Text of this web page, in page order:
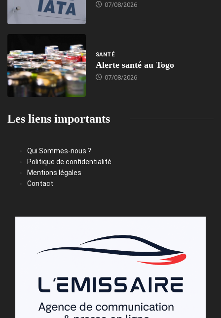
07/08/2026
SANTÉ
Alerte santé au Togo
07/08/2026
Les liens importants
Qui Sommes-nous ?
Politique de confidentialité
Mentions légales
Contact